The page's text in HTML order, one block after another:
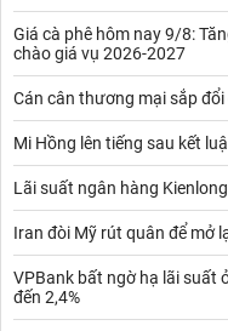
Giá cà phê hôm nay 9/8:
chào giá vụ 2026-2027
Cán cân thương mại sắp đổi
Mi Hồng lên tiếng sau kết
Lãi suất ngân hàng
Iran đòi Mỹ rút quân để mở
VPBank bất ngờ hạ lãi suất
đến 2,4%